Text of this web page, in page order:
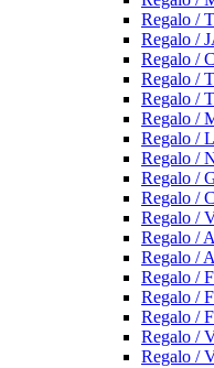
Regalo /
Regalo /
Regalo /
Regalo /
Regalo /
Regalo /
Regalo /
Regalo /
Regalo /
Regalo /
Regalo /
Regalo /
Regalo /
Regalo /
Regalo /
Regalo /
Regalo /
Regalo /